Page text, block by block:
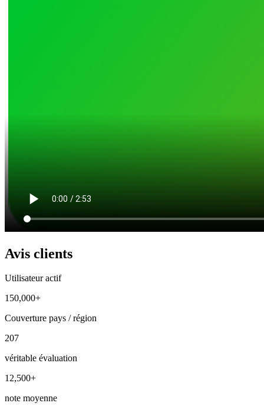
Avis clients
Utilisateur actif
150,000+
Couverture pays / région
207
véritable évaluation
12,500+
note moyenne